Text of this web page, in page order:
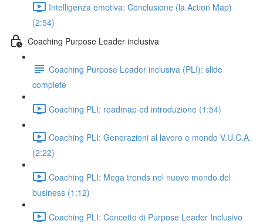
Intelligenza emotiva: Conclusione (la Action Map)
(2:54)
Coaching Purpose Leader inclusiva
Coaching Purpose Leader inclusiva (PLI): slide
complete
Coaching PLI: roadmap ed introduzione (1:54)
Coaching PLI: Generazioni al lavoro e mondo V.U.C.A.
(2:22)
Coaching PLI: Mega trends nel nuovo mondo del
business (1:12)
Coaching PLI: Concetto di Purpose Leader Inclusivo